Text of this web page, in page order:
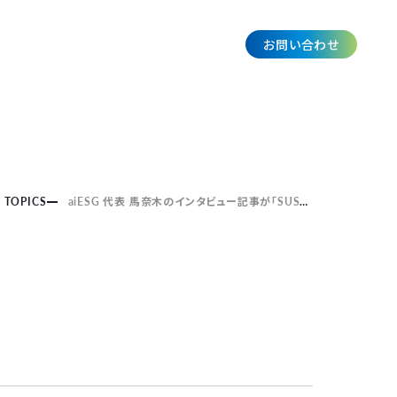
お問い合わせ
TOPICS aiESG 代表 馬奈木のインタビュー記事が「SUSTAINABLE BRANDS」に掲載されました